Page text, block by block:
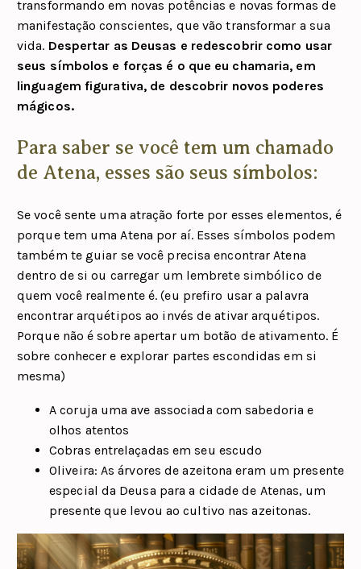
transformando em novas potências e novas formas de
manifestação conscientes, que vão transformar a sua
vida. Despertar as Deusas e redescobrir como usar
seus símbolos e forças é o que eu chamaria, em
linguagem figurativa, de descobrir novos poderes
mágicos.
Para saber se você tem um chamado
de Atena, esses são seus símbolos:
Se você sente uma atração forte por esses elementos, é
porque tem uma Atena por aí. Esses símbolos podem
também te guiar se você precisa encontrar Atena
dentro de si ou carregar um lembrete simbólico de
quem você realmente é. (eu prefiro usar a palavra
encontrar arquétipos ao invés de ativar arquétipos.
Porque não é sobre apertar um botão de ativamento. É
sobre conhecer e explorar partes escondidas em si
mesma)
A coruja uma ave associada com sabedoria e
olhos atentos
Cobras entrelaçadas em seu escudo
Oliveira: As árvores de azeitona eram um presente
especial da Deusa para a cidade de Atenas, um
presente que levou ao cultivo nas azeitonas.